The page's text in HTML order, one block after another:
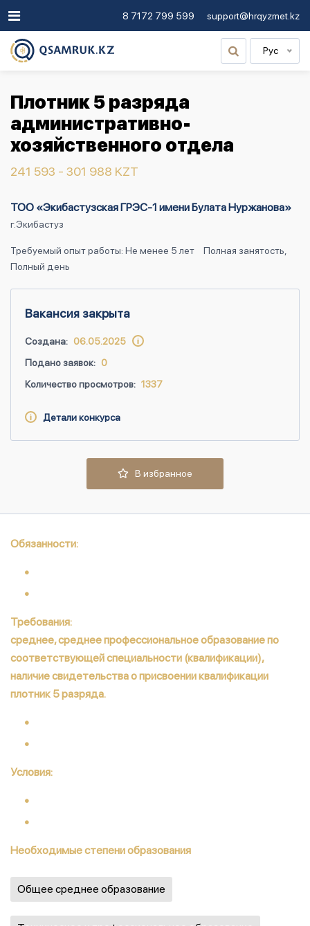
8 7172 799 599 support@hrqyzmet.kz
Рус
Плотник 5 разряда
административно-
хозяйственного отдела
241 593 - 301 988 KZT
ТОО «Экибастузская ГРЭС-1 имени Булата Нуржанова»
г.Экибастуз
Требуемый опыт работы: Не менее 5 лет
Полная занятость,
Полный день
Вакансия закрыта
Создана: 06.05.2025
Подано заявок: 0
Количество просмотров: 1337
Детали конкурса
В избранное
Обязанности:
Требования:
среднее, среднее профессиональное образование по
соответствующей специальности (квалификации),
наличие свидетельства о присвоении квалификации
плотник 5 разряда.
Условия:
Необходимые степени образования
Общее среднее образование